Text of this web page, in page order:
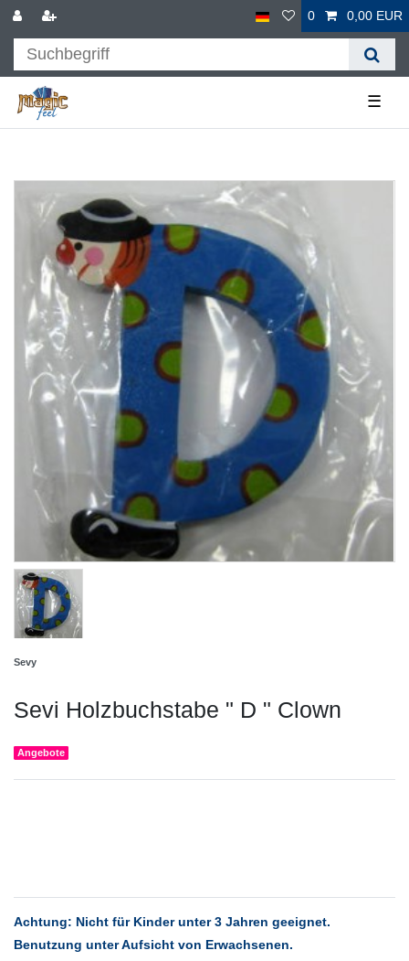
0 0,00 EUR
☰
Sevy
Sevi Holzbuchstabe " D " Clown
Angebote
Achtung: Nicht für Kinder unter 3 Jahren geeignet.
Benutzung unter Aufsicht von Erwachsenen.